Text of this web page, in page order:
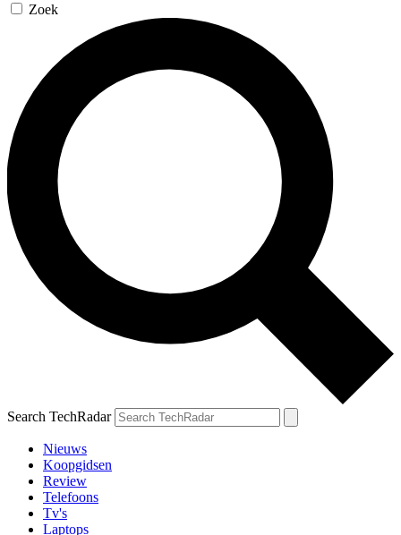
Zoek
Search TechRadar
Nieuws
Koopgidsen
Review
Telefoons
Tv's
Laptops